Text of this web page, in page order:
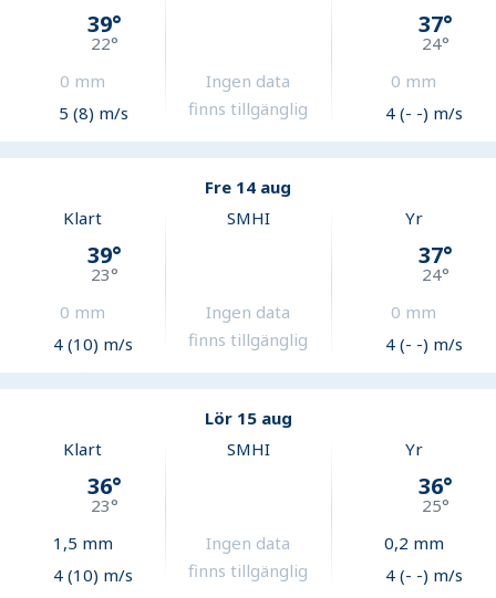
39°
22°
0 mm
5 (8) m/s
Ingen data
finns tillgänglig
37°
24°
0 mm
4 (- -) m/s
Fre 14 aug
Klart
39°
23°
0 mm
4 (10) m/s
SMHI
Ingen data
finns tillgänglig
Yr
37°
24°
0 mm
4 (- -) m/s
Lör 15 aug
Klart
36°
23°
1,5 mm
4 (10) m/s
SMHI
Ingen data
finns tillgänglig
Yr
36°
25°
0,2 mm
4 (- -) m/s